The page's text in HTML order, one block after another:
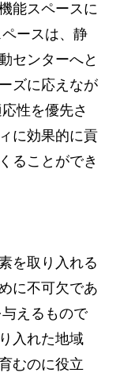
能スペースに
ースは、静
センターへと
ズに応えなが
性を優先さ
に効果的に貢
ることができ
を取り入れる
に不可欠であ
えるもので
入れた地域
むのに役立